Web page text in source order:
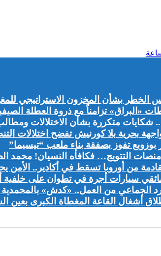
الخطر بشأن المخزون الاستراتيجي
«البراق» تزامناً مع ذروة العطلة
شكايات متكررة بشأن الاختلالات
بحرية بلا كورنيش تفضح اختلالات
بوزوبع تفوز بصفقة بناء ملعب “تيسيما”
التتويج… فكافأه النسيان! محمد
تسقط في أكادير.. الأمن يحجز 7300 قرص ويوقف
سيارات أجرة في تطوان على خلفية
الجماعي من العمل.. «كدش»
أشغال القاعة المغطاة الكبرى